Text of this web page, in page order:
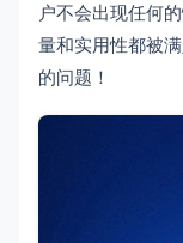
户不会出现任何
量和实用性都被
的问题！